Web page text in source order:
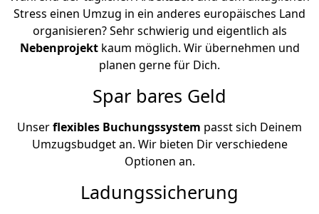
Stress einen Umzug in ein anderes europäisches Land
organisieren? Sehr schwierig und eigentlich als
Nebenprojekt kaum möglich. Wir übernehmen und
planen gerne für Dich.
Spar bares Geld
Unserflexibles Buchungssystem passt sich Deinem
Umzugsbudget an. Wir bieten Dir verschiedene
Optionen an.
Ladungssicherung